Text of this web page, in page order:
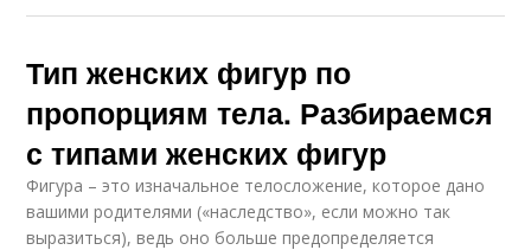
Тип женских фигур по
пропорциям тела. Разбираемся
с типами женских фигур
Фигура – это изначальное телосложение, которое дано
вашими родителями («наследство», если можно так
выразиться), ведь оно больше предопределяется